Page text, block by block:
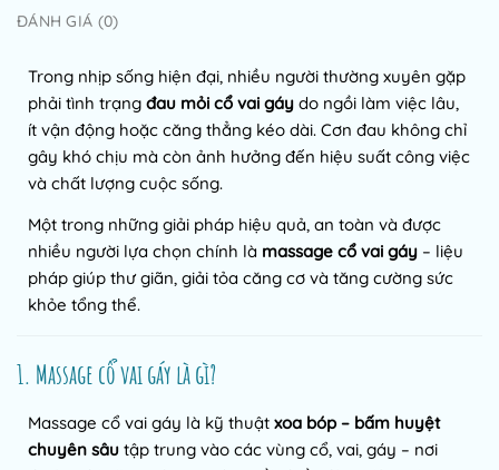
ĐÁNH GIÁ (0)
Trong nhịp sống hiện đại, nhiều người thường xuyên gặp
phải tình trạng đau mỏi cổ vai gáy do ngồi làm việc lâu,
ít vận động hoặc căng thẳng kéo dài. Cơn đau không chỉ
gây khó chịu mà còn ảnh hưởng đến hiệu suất công việc
và chất lượng cuộc sống.
Một trong những giải pháp hiệu quả, an toàn và được
nhiều người lựa chọn chính là massage cổ vai gáy – liệu
pháp giúp thư giãn, giải tỏa căng cơ và tăng cường sức
khỏe tổng thể.
1. Massage cổ vai gáy là gì?
Massage cổ vai gáy là kỹ thuật xoa bóp – bấm huyệt
chuyên sâu tập trung vào các vùng cổ, vai, gáy – nơi